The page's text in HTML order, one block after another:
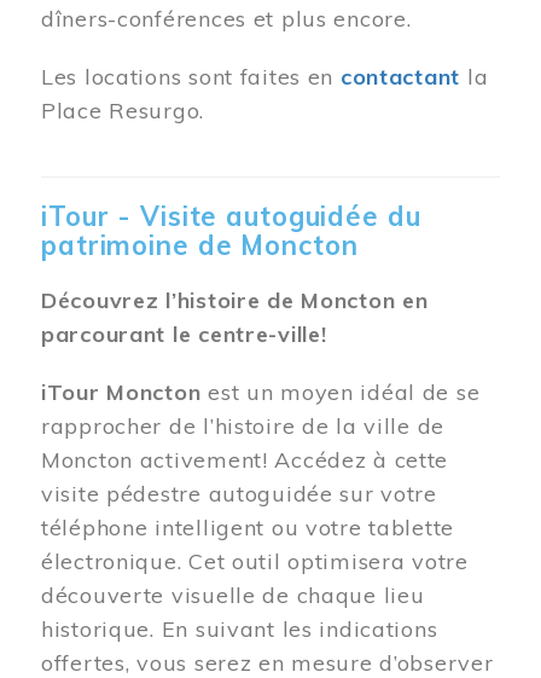
dîners-conférences et plus encore.
Les locations sont faites en contactant la
Place Resurgo.
iTour - Visite autoguidée du
patrimoine de Moncton
Découvrez l’histoire de Moncton en
parcourant le centre-ville!
iTour Moncton est un moyen idéal de se
rapprocher de l’histoire de la ville de
Moncton activement! Accédez à cette
visite pédestre autoguidée sur votre
téléphone intelligent ou votre tablette
électronique. Cet outil optimisera votre
découverte visuelle de chaque lieu
historique. En suivant les indications
offertes, vous serez en mesure d’observer